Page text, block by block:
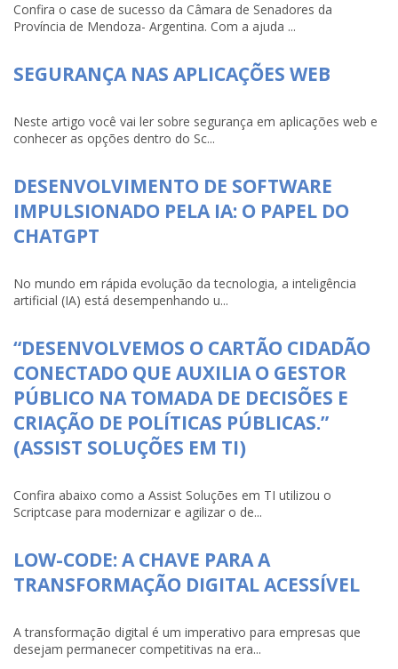
Confira o case de sucesso da Câmara de Senadores da
Província de Mendoza- Argentina. Com a ajuda ...
SEGURANÇA NAS APLICAÇÕES WEB
Neste artigo você vai ler sobre segurança em aplicações web e
conhecer as opções dentro do Sc...
DESENVOLVIMENTO DE SOFTWARE
IMPULSIONADO PELA IA: O PAPEL DO
CHATGPT
No mundo em rápida evolução da tecnologia, a inteligência
artificial (IA) está desempenhando u...
“DESENVOLVEMOS O CARTÃO CIDADÃO
CONECTADO QUE AUXILIA O GESTOR
PÚBLICO NA TOMADA DE DECISÕES E
CRIAÇÃO DE POLÍTICAS PÚBLICAS.”
(ASSIST SOLUÇÕES EM TI)
Confira abaixo como a Assist Soluções em TI utilizou o
Scriptcase para modernizar e agilizar o de...
LOW-CODE: A CHAVE PARA A
TRANSFORMAÇÃO DIGITAL ACESSÍVEL
A transformação digital é um imperativo para empresas que
desejam permanecer competitivas na era...